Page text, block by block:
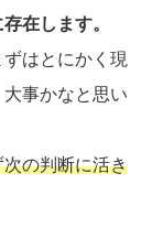
在します。
はとにかく現
事かなと思い
の判断に活き